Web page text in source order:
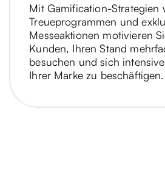
Mit Gamification-Strategien
Treueprogrammen und
Messeaktionen motivieren
Kunden, Ihren Stand
besuchen und sich
Ihrer Marke zu beschäftigen.